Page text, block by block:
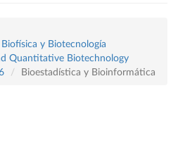
y Biotecnología
Quantitative Biotechnology
Bioestadística y Bioinformática